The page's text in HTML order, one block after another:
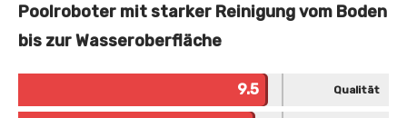
Poolroboter mit starker Reinigung vom Boden
bis zur Wasseroberfläche
9.5 Qualität